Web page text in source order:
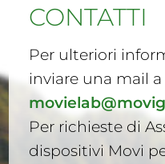
CONTATTI
Per ulteriori
inviare una mail a
Per richieste di
dispositivi Movi